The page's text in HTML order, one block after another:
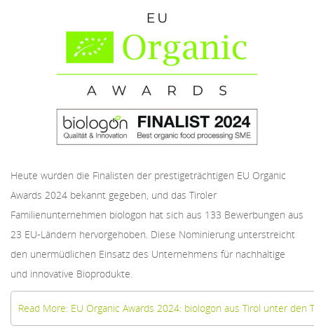
Heute wurden die Finalisten der prestigeträchtigen EU Organic
Awards 2024 bekannt gegeben, und das Tiroler
Familienunternehmen biologon hat sich aus 133 Bewerbungen aus
23 EU-Ländern hervorgehoben. Diese Nominierung unterstreicht
den unermüdlichen Einsatz des Unternehmens für nachhaltige
und innovative Bioprodukte.
Read More: EU Organic Awards 2024: biologon aus Tirol unter den